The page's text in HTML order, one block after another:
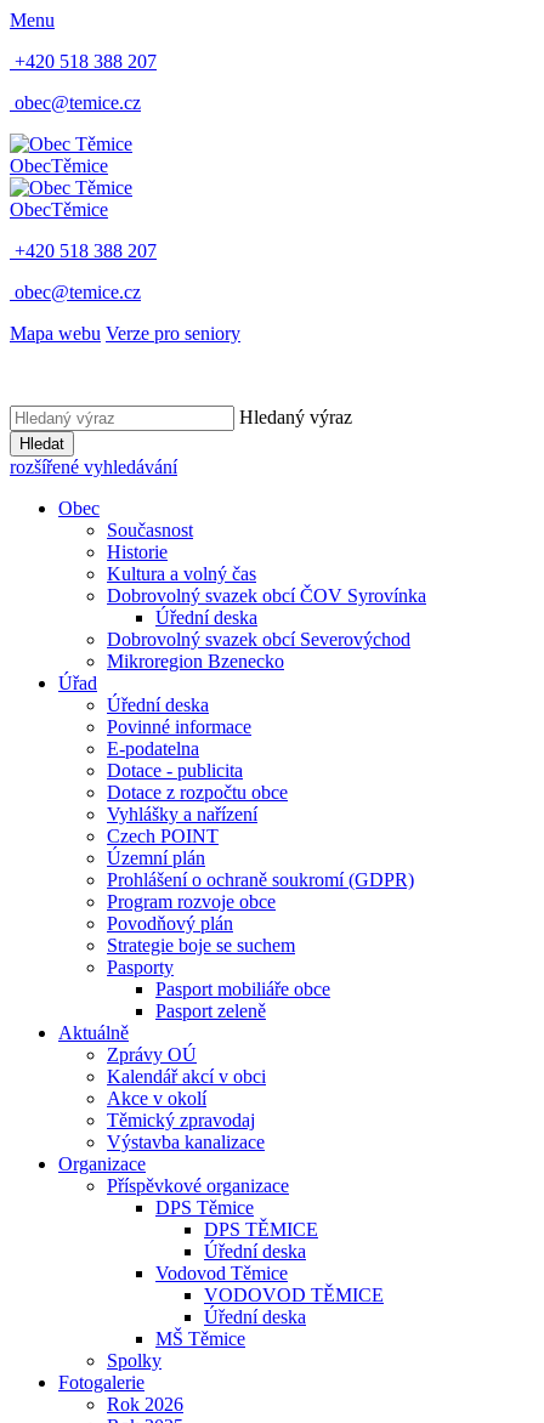
Menu
+420 518 388 207
obec@temice.cz
ObecTěmice
ObecTěmice
+420 518 388 207
obec@temice.cz
Mapa webu Verze pro seniory
Hledaný výraz
Hledat
rozšířené vyhledávání
Obec
Současnost
Historie
Kultura a volný čas
Dobrovolný svazek obcí ČOV Syrovínka
Úřední deska
Dobrovolný svazek obcí Severovýchod
Mikroregion Bzenecko
Úřad
Úřední deska
Povinné informace
E-podatelna
Dotace - publicita
Dotace z rozpočtu obce
Vyhlášky a nařízení
Czech POINT
Územní plán
Prohlášení o ochraně soukromí (GDPR)
Program rozvoje obce
Povodňový plán
Strategie boje se suchem
Pasporty
Pasport mobiliáře obce
Pasport zeleně
Aktuálně
Zprávy OÚ
Kalendář akcí v obci
Akce v okolí
Těmický zpravodaj
Výstavba kanalizace
Organizace
Příspěvkové organizace
DPS Těmice
DPS TĚMICE
Úřední deska
Vodovod Těmice
VODOVOD TĚMICE
Úřední deska
MŠ Těmice
Spolky
Fotogalerie
Rok 2026